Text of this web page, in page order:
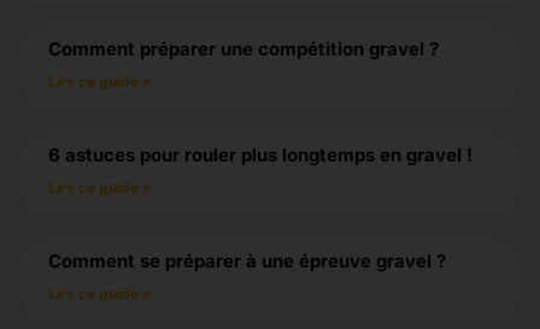
Comment préparer une compétition gravel ?
Lire ce guide »
6 astuces pour rouler plus longtemps en gravel !
Lire ce guide »
Comment se préparer à une épreuve gravel ?
Lire ce guide »